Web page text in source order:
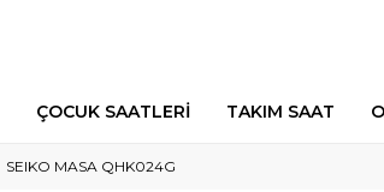
ÇOCUK SAATLERİ TAKIM SAAT
SEIKO MASA QHK024G